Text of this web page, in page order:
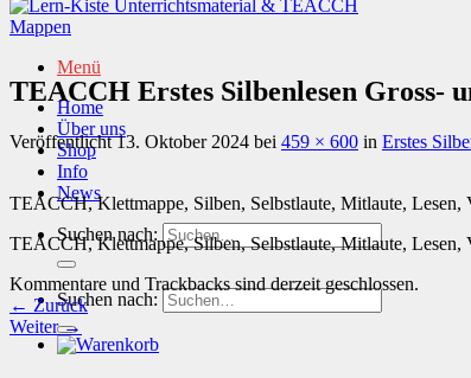
Menü
Home
Über uns
Shop
Info
News
Suchen nach:
Suchen nach:
TEACCH Erstes Silbenlesen Gross-
Veröffentlicht13. Oktober 2024 bei 459 × 600 in Erstes
TEACCH, Klettmappe, Silben, Selbstlaute, Mitlaute, Lesen,
TEACCH, Klettmappe, Silben, Selbstlaute, Mitlaute, Lesen,
Kommentare und Trackbacks sind derzeit geschlossen.
← Zurück
Weiter→